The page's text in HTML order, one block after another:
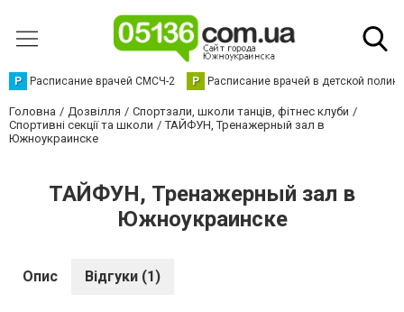
Р Расписание врачей СМСЧ-2 Р Расписание врачей в детской
Головна Дозвілля
Спортзали, школи танців, фітнес клуби
Спортивні секції та школи
ТАЙФУН, Тренажерный зал в
Южноукраинске
ТАЙФУН, Тренажерный зал в
Южноукраинске
Опис Відгуки (1)